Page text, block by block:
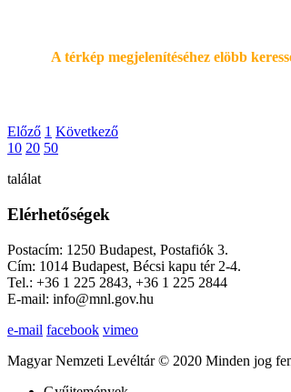
A térkép megjelenítéséhez elöbb
Előző 1 Következő
10 20 50
találat
Elérhetőségek
Postacím: 1250 Budapest, Postafiók 3.
Cím: 1014 Budapest, Bécsi kapu tér 2-4.
Tel.: +36 1 225 2843, +36 1 225 2844
E-mail: info@mnl.gov.hu
e-mail facebook vimeo
Magyar Nemzeti Levéltár © 2020 Minden jog